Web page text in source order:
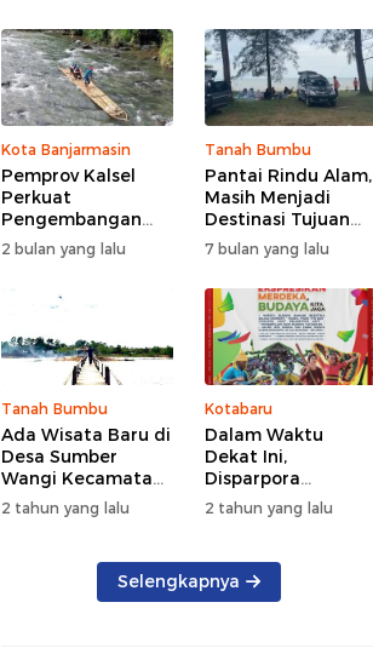
Kota Banjarmasin
Pemprov Kalsel
Perkuat
Pengembangan
Wisata, Targetkan
Tingkat Kunjungan
2 bulan yang lalu
Tanah Bumbu
Pantai Rindu Alam,
Masih Menjadi
Destinasi Tujuan
Wisata di Tanah
Bumbu dengan
Rindangnya Pohon
Pinus
7 bulan yang lalu
Tanah Bumbu
Ada Wisata Baru di
Desa Sumber
Wangi Kecamatan
Karang Bintang
2 tahun yang lalu
Kotabaru
Dalam Waktu
Dekat Ini,
Disparpora
Kotabaru Bakal
Menggelar Festival
2024
2 tahun yang lalu
Selengkapnya